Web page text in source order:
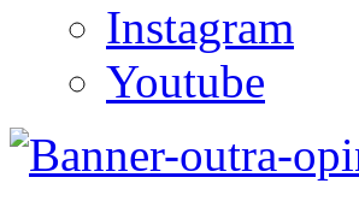
Instagram
Youtube